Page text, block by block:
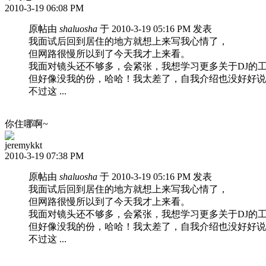
2010-3-19 06:08 PM
原帖由 shaluosha 于 2010-3-19 05:16 PM 发表
我面试后回到居住的地方就想上来写我心情了，
但网路很慢所以到了今天我才上来看。
我面对镜头还不够多，会紧张，我想学习更多关于DJ的工
但好像没我的份，哈哈！我太差了，自我介绍也没好好说
不过这 ...
你住哪啊~
jeremykkt
2010-3-19 07:38 PM
原帖由 shaluosha 于 2010-3-19 05:16 PM 发表
我面试后回到居住的地方就想上来写我心情了，
但网路很慢所以到了今天我才上来看。
我面对镜头还不够多，会紧张，我想学习更多关于DJ的工
但好像没我的份，哈哈！我太差了，自我介绍也没好好说
不过这 ...